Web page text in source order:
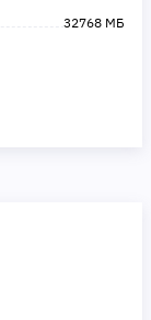
32768 МБ